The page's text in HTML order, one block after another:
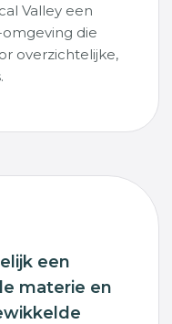
Valley een
die
overzichtelijke,
een
materie en